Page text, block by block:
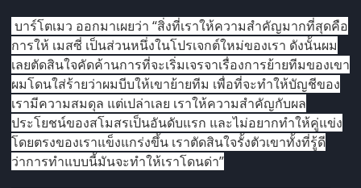
บาร์โตเมว ออกมาเผยว่า “สิ่งที่เราให้ความสำคัญมากที่สุดคือ
การให้ เมสซี่ เป็นส่วนหนึ่งในโปรเจกต์ใหม่ของเรา ดังนั้นผม
เลยตัดสินใจคัดค้านการที่จะเริ่มเจรจาเรื่องการย้ายทีมของเขา
ผมโดนใส่ร้ายว่าผมบีบให้เขาย้ายทีม เพื่อที่จะทำให้บัญชีของ
เรามีความสมดุล แต่เปล่าเลย เราให้ความสำคัญกับผล
ประโยชน์ของสโมสรเป็นอันดับแรก และไม่อยากทำให้คู่แข่ง
โดยตรงของเราแข็งแกร่งขึ้น เราตัดสินใจรั้งตัวเขาทั้งที่รู้ดี
ว่าการทำแบบนี้มันจะทำให้เราโดนด่า”